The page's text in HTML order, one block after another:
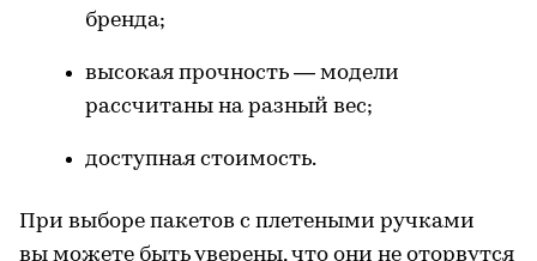
бренда;
высокая прочность — модели
рассчитаны на разный вес;
доступная стоимость.
При выборе пакетов с плетеными ручками
вы можете быть уверены, что они не оторвутся